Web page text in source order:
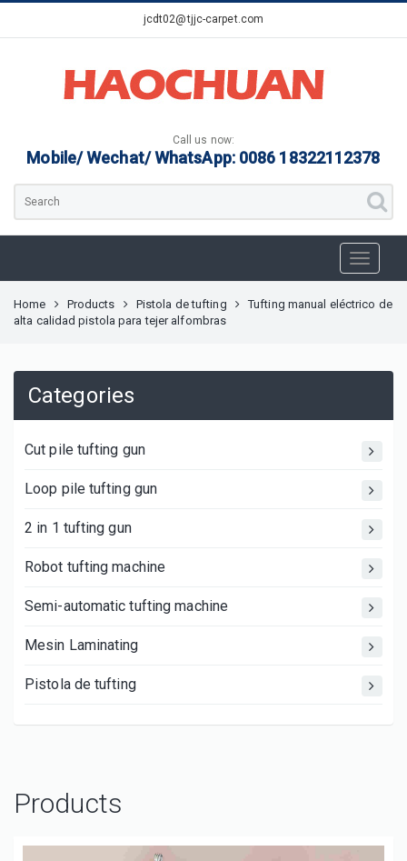
jcdt02@tjjc-carpet.com
Call us now:
Mobile/ Wechat/ WhatsApp: 0086 18322112378
Home Products Pistola de tufting
Tufting manual eléctrico de
alta calidad pistola para tejer alfombras
Categories
Cut pile tufting gun
Loop pile tufting gun
2 in 1 tufting gun
Robot tufting machine
Semi-automatic tufting machine
Mesin Laminating
Pistola de tufting
Products